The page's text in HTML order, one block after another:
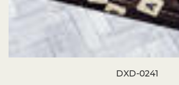
DXD-0241